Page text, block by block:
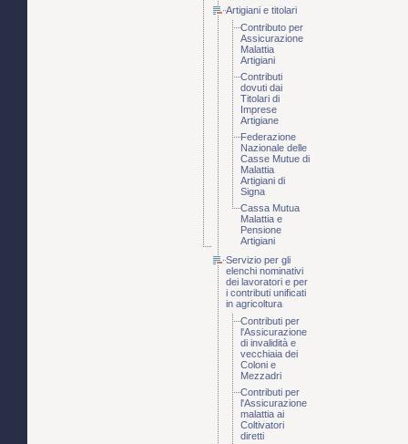
Artigiani e titolari
Contributo per
Assicurazione
Malattia
Artigiani
Contributi
dovuti dai
Titolari di
Imprese
Artigiane
Federazione
Nazionale delle
Casse Mutue di
Malattia
Artigiani di
Signa
Cassa Mutua
Malattia e
Pensione
Artigiani
Servizio per gli
elenchi nominativi
dei lavoratori e per
i contributi unificati
in agricoltura
Contributi per
l'Assicurazione
di invalidità e
vecchiaia dei
Coloni e
Mezzadri
Contributi per
l'Assicurazione
malattia ai
Coltivatori
diretti